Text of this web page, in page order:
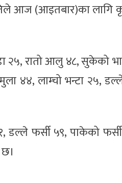
आज (आइतबार)का
२५, रातो आलु ४८, सुकेको
४४, लाम्चो भन्टा २५,
फर्सी ५९, पाकेको